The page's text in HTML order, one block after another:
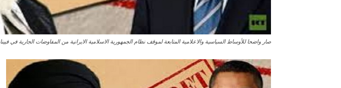
صار واضحا للأوساط السياسية والاعلامية المتابعة لموقف نظام الجمهورية الاسلامية الايرانية من المفاوضات الجارية في فيينا